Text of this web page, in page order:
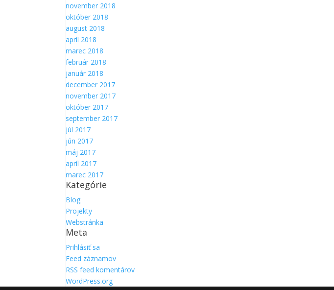
november 2018
október 2018
august 2018
apríl 2018
marec 2018
február 2018
január 2018
december 2017
november 2017
október 2017
september 2017
júl 2017
jún 2017
máj 2017
apríl 2017
marec 2017
Kategórie
Blog
Projekty
Webstránka
Meta
Prihlásiť sa
Feed záznamov
RSS feed komentárov
WordPress.org